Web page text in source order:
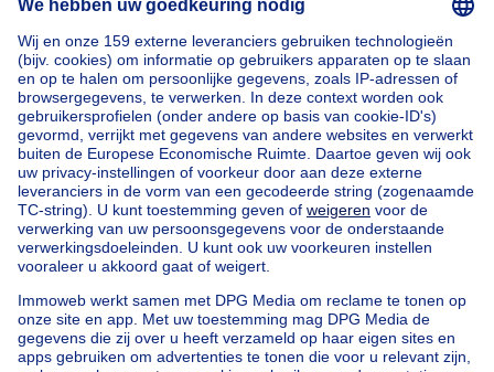
Home België
Brussel (provincie)
Brussel (arrondissement)
Kopen uw appartementsblok in Bruxelles
Onze huizen buiten BelgiëHuis te koop Frankrijk
Huis te koop Spanje
Huis te koop Italië
Huis te koop Luxemburg
Huis te koop Nederland
Goedkoop vastgoedGoedkoop huis te koop